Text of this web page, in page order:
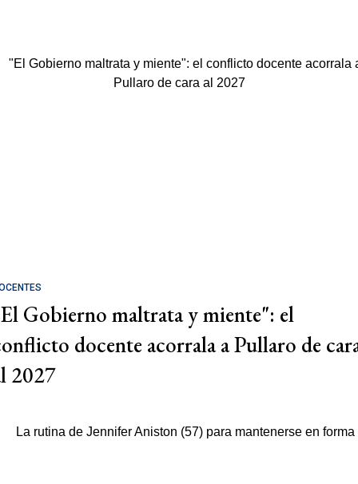
Gobierno maltrata y miente": el
docente acorrala a Pullaro de
2027